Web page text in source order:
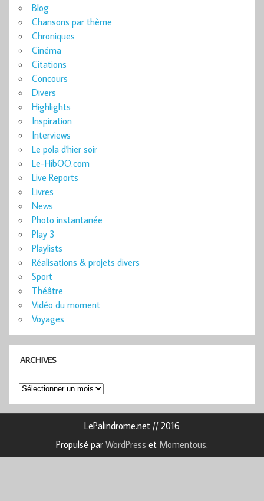
Blog
Chansons par thème
Chroniques
Cinéma
Citations
Concours
Divers
Highlights
Inspiration
Interviews
Le pola d'hier soir
Le-HibOO.com
Live Reports
Livres
News
Photo instantanée
Play 3
Playlists
Réalisations & projets divers
Sport
Théâtre
Vidéo du moment
Voyages
ARCHIVES
Archives
LePalindrome.net // 2016
Propulsé par WordPress et Momentous.